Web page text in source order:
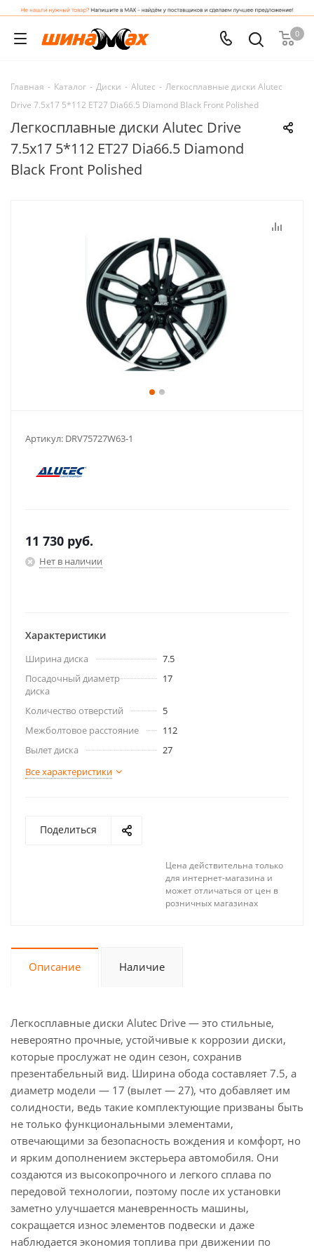
0
Главная - Каталог - Диски - Alutec - Легкосплавные диски Alutec
Drive 7.5x17 5*112 ET27 Dia66.5 Diamond Black Front Polished
Легкосплавные диски Alutec Drive
7.5x17 5*112 ET27 Dia66.5 Diamond
Black Front Polished
Артикул: DRV75727W63-1
11 730 руб.
Нет в наличии
Характеристики
Ширина диска
7.5
Посадочный диаметр
диска
17
Количество отверстий
5
Межболтовое расстояние
112
Вылет диска
27
Все характеристики
Поделиться
Цена действительна только
для интернет-магазина и
может отличаться от цен в
розничных магазинах
Описание Наличие
Легкосплавные диски Alutec Drive — это стильные,
невероятно прочные, устойчивые к коррозии диски,
которые прослужат не один сезон, сохранив
презентабельный вид. Ширина обода составляет 7.5, а
диаметр модели — 17 (вылет — 27), что добавляет им
солидности, ведь такие комплектующие призваны быть
не только функциональными элементами,
отвечающими за безопасность вождения и комфорт, но
и ярким дополнением экстерьера автомобиля. Они
создаются из высокопрочного и легкого сплава по
передовой технологии, поэтому после их установки
заметно улучшается маневренность машины,
сокращается износ элементов подвески и даже
наблюдается экономия топлива при движении по